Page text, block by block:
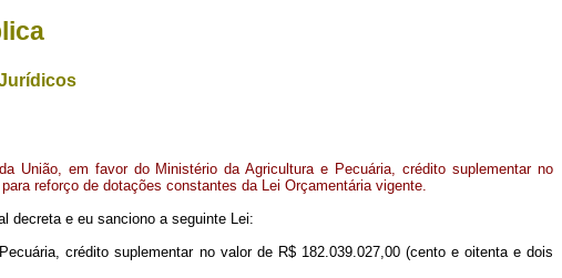
União, em favor do Ministério da Agricultura e Pecuária, crédito suplementar no
reforço de dotações constantes da Lei Orçamentária vigente.
decreta e eu sanciono a seguinte Lei:
crédito suplementar no valor de R$ 182.039.027,00 (cento e oitenta e dois